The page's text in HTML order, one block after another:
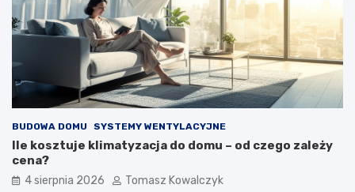
BUDOWA DOMU SYSTEMY WENTYLACYJNE
Ile kosztuje klimatyzacja do domu – od czego zależy
cena?
4 sierpnia 2026 Tomasz Kowalczyk